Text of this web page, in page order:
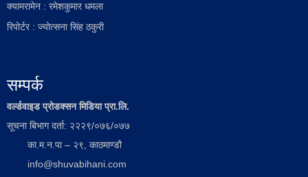
क्यामरामेन : रमेशकुमार धमला
रिपोर्टर : ज्योत्सना सिंह ठकुरी
सम्पर्क
वर्ल्डवाइड प्रोडक्सन मिडिया प्रा.लि.
सूचना बिभाग दर्ता: २२२९/०७६/०७७
का.म.न.पा – २९, काठमाण्डौ
info@shuvabihani.com